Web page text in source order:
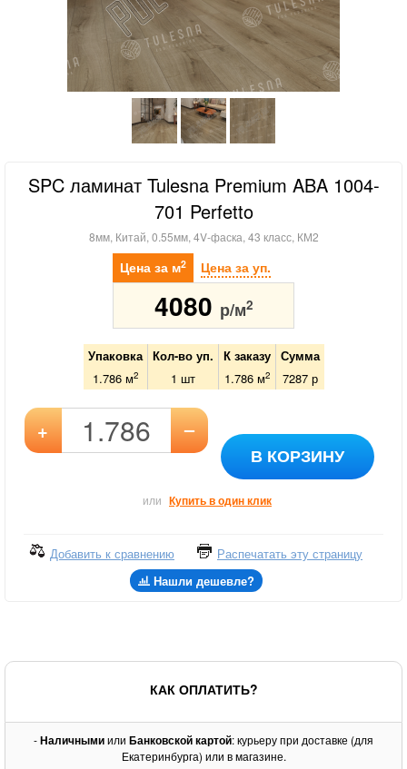
SPC ламинат Tulesna Premium ABA 1004-
701 Perfetto
8мм, Китай, 0.55мм, 4V-фаска, 43 класс, КМ2
Цена за м2 Цена за уп.
4080 р/м2
Упаковка Кол-во уп. К заказу
Сумма
1.786 м2 1 шт 1.786м2 7287р
+ –
В КОРЗИНУ
или Купить в один клик
Добавить к сравнению
Распечатать эту страницу
Нашли дешевле?
КАК ОПЛАТИТЬ?
-Наличнымиили Банковской картой: курьеру при доставке (для
Екатеринбурга) или в магазине.